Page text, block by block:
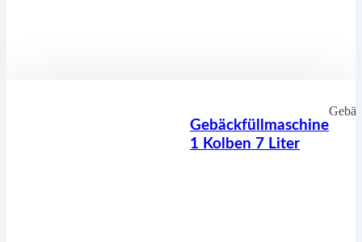
Gebäckfüllmaschine
1 Kolben 7 Liter